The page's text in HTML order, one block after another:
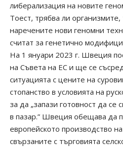
либерализация на новите
Тоест, трябва ли организмите,
наречените нови геномни
считат за генетично
На 1 януари 2023 г. Швеция
на Съвета на ЕС и ще се
ситуацията с цените на
стопанство в условията на
за да „запази готовност да се
в пазар.” Швеция обещава да
европейското производство
свързаните с търговията